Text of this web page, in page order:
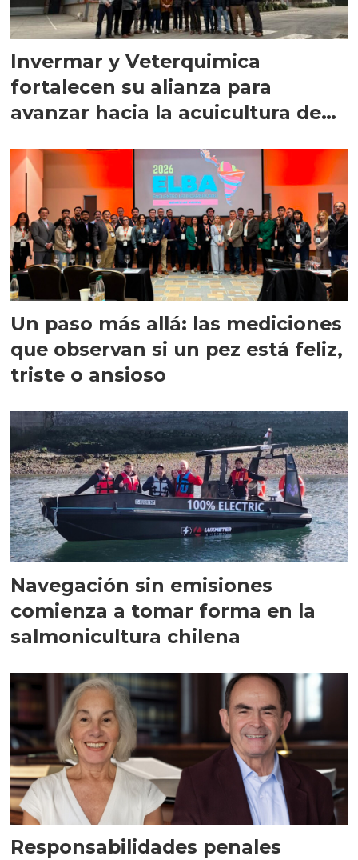
Invermar y Veterquimica
fortalecen su alianza para
avanzar hacia la acuicultura de
Un paso más allá: las mediciones
que observan si un pez está feliz,
triste o ansioso
Navegación sin emisiones
comienza a tomar forma en la
salmonicultura chilena
Responsabilidades penales